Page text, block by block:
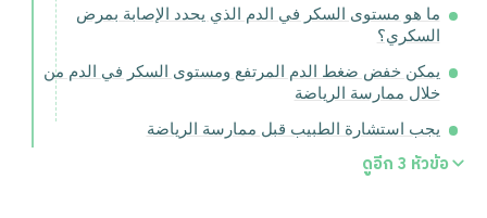
ما هو مستوى السكر في الدم الذي يحدد الإصابة بمرض
السكري؟
يمكن خفض ضغط الدم المرتفع ومستوى السكر في الدم من
خلال ممارسة الرياضة
يجب استشارة الطبيب قبل ممارسة الرياضة
ดูอีก 3 หัวข้อ